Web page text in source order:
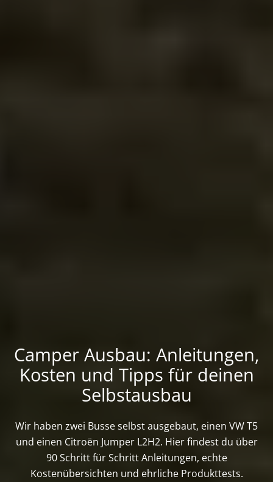
Camper Ausbau: Anleitungen,
Kosten und Tipps für deinen
Selbstausbau
Wir haben zwei Busse selbst ausgebaut, einen VW T5
und einen Citroën Jumper L2H2. Hier findest du über
90 Schritt für Schritt Anleitungen, echte
Kostenübersichten und ehrliche Produkttests.